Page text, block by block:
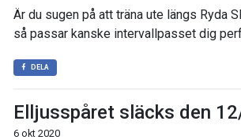
Är du sugen på att träna ute längs Ryda
så passar kanske intervallpasset dig
DELA
Elljusspåret släcks den
6 okt 2020